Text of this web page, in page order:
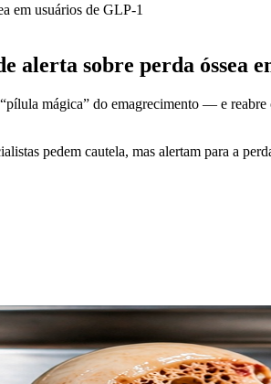
em usuários de GLP-1
alerta sobre perda óssea
mágica” do emagrecimento — e
pedem cautela, mas alertam para a